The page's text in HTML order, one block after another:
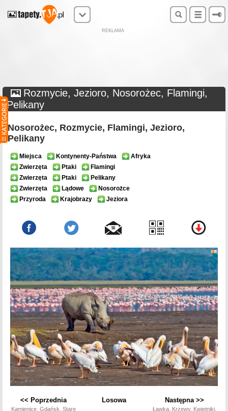
REKLAMA
Rozmycie, Jezioro, Nosorożec, Flamingi,
Pelikany
Nosorożec, Rozmycie, Flamingi, Jezioro,
Pelikany
Miejsca Kontynenty-Państwa
Afryka
Zwierzęta
Ptaki
Flamingi
Zwierzęta
Ptaki
Pelikany
Zwierzęta
Lądowe
Nosorożce
Przyroda
Krajobrazy Jeziora
<< Poprzednia
Kamienice, Gdańsk, Stare
Losowa Następna >>
Ławka, Krzewy, Kwietniki,